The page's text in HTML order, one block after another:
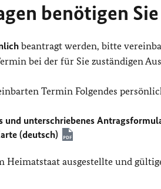
benötigen
beantragt werden, bitte
bei der für Sie zuständigen
Termin Folgendes
und unterschriebenes
(deutsch)
Heimatstaat ausgestellte und